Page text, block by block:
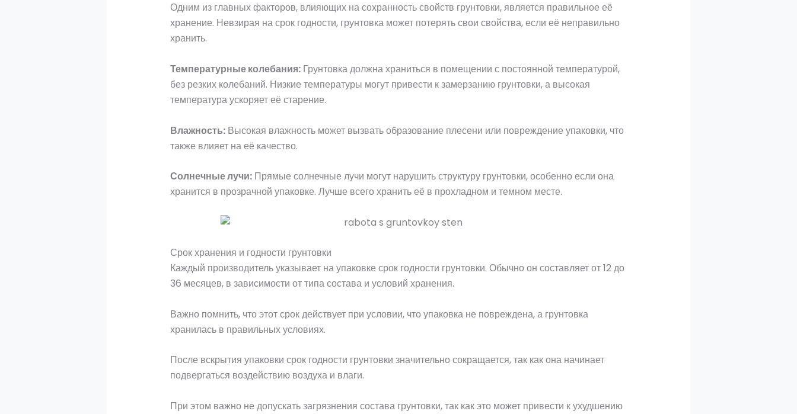
Одним из главных факторов, влияющих на сохранность свойств грунтовки, является правильное её
хранение. Невзирая на срок годности, грунтовка может потерять свои свойства, если её неправильно
хранить.
Температурные колебания:Грунтовка должна храниться в помещении с постоянной температурой,
без резких колебаний. Низкие температуры могут привести к замерзанию грунтовки, а высокая
температура ускоряет её старение.
Влажность:Высокая влажность может вызвать образование плесени или повреждение упаковки, что
также влияет на её качество.
Солнечные лучи:Прямые солнечные лучи могут нарушить структуру грунтовки, особенно если она
хранится в прозрачной упаковке. Лучше всего хранить её в прохладном и темном месте.
Срок хранения и годности грунтовки
Каждый производитель указывает на упаковке срок годности грунтовки. Обычно он составляет от 12 до
36 месяцев, в зависимости от типа состава и условий хранения.
Важно помнить, что этот срок действует при условии, что упаковка не повреждена, а грунтовка
хранилась в правильных условиях.
После вскрытия упаковки срок годности грунтовки значительно сокращается, так как она начинает
подвергаться воздействию воздуха и влаги.
При этом важно не допускать загрязнения состава грунтовки, так как это может привести к ухудшению